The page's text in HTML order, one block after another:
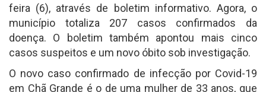
feira (6), através de boletim informativo. Agora, o
município totaliza 207 casos confirmados da
doença. O boletim também apontou mais cinco
casos suspeitos e um novo óbito sob investigação.
O novo caso confirmado de infecção por Covid-19
em Chã Grande é o de uma mulher de 33 anos, que